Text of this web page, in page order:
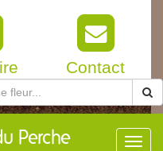
Contact
Perche